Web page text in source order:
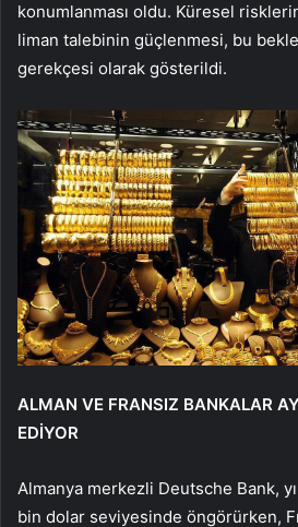
konumlanması oldu. Küresel
liman talebinin güçlenmesi, bu
gerekçesi olarak gösterildi.
ALMAN VE FRANSIZ BANKALAR
EDİYOR
Almanya merkezli Deutsche Bank,
bin dolar seviyesinde öngörürken,